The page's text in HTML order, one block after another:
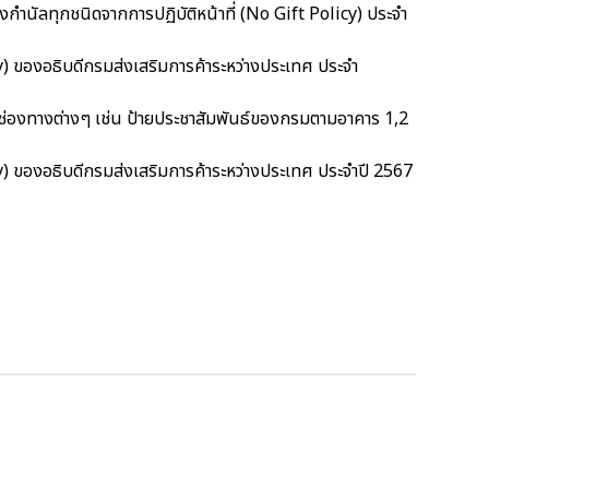
กำนัลทุกชนิดจากการปฏิบัติหน้าที่ (No Gift Policy) ประจำ
งอธิบดีกรมส่งเสริมการค้าระหว่างประเทศ ประจำ
งทางต่างๆ เช่น ป้ายประชาสัมพันธ์ของกรมตามอาคาร 1,2
งอธิบดีกรมส่งเสริมการค้าระหว่างประเทศ ประจำปี 2567